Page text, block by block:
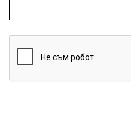
Обществени Поръчки
Илинденци Пирин